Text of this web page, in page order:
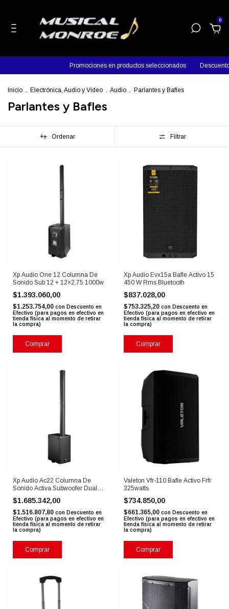
0
Promociones en productos seleccionados Descuentos en efectivo
Inicio . Electrónica, Audio y Video . Audio . Parlantes y Bafles
Parlantes y Bafles
Ordenar Filtrar
Xp Audio One 12 Columna De
Sonido Sub 12 + 12×2.75 1000w
$1.393.060,00
$1.253.754,00 con Descuento en
Efectivo (para pagos en efectivo en
tienda física al momento de retirar
la compra)
Comprar
Xp Audio Evx15a Bafle Activo 15
450 W Rms Bluetooth
$837.028,00
$753.325,20 con Descuento en
Efectivo (para pagos en efectivo en
tienda física al momento de retirar
la compra)
Comprar
Xp Audio Ac22 Columna De
Sonido Activa Subwoofer Dual
De 10
$1.685.342,00
$1.516.807,80 con Descuento en
Efectivo (para pagos en efectivo en
tienda física al momento de retirar
la compra)
Comprar
Valeton Vfr-110 Bafle Activo Frfr
325watts
$734.850,00
$661.365,00 con Descuento en
Efectivo (para pagos en efectivo en
tienda física al momento de retirar
la compra)
Comprar